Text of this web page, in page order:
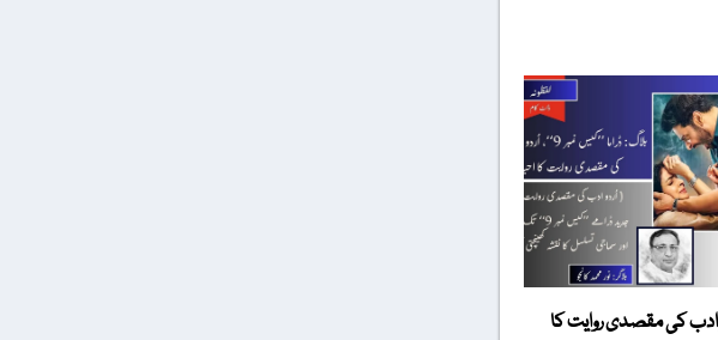
9‘‘، اردو ادب کی مقصدی روایت کا